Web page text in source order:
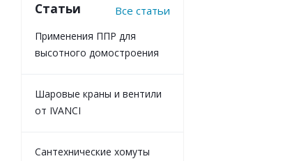
Статьи Все статьи
Применения ППР для
высотного домостроения
Шаровые краны и вентили
от IVANCI
Сантехнические хомуты